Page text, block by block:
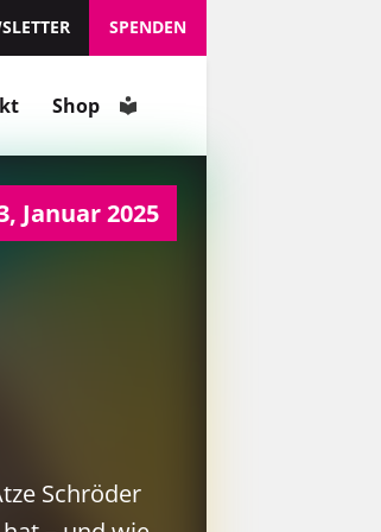
SPENDEN
Shop
Januar 2025
Schröder